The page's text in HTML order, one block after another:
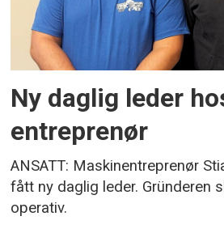
Ny daglig leder
entreprenør
ANSATT: Maskinentreprenør
fått ny daglig leder. Gründeren
operativ.